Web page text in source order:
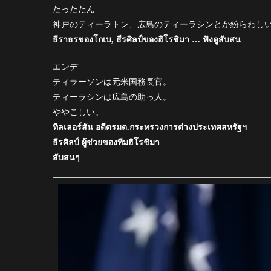
たったたん
神戸のティーラトン、広島のティーラシンとか紛らわし
ธีราธรของโกเบ, ธีรศิลป์ของฮิโรชิมา … ฟังดูสับสน
エンデ
ティラーソンは元米国務長官。
ティーラシンは広島の助っ人。
ややこしい。
ทิลเลอร์สัน อดีตรมต.กระทรวงการต่างประเทศสหรัฐฯ
ธีรศิลป์ ผู้ช่วยของทีมฮิโรชิมา
สับสนๆ